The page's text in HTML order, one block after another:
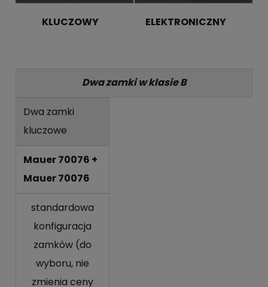
KLUCZOWY ELEKTRONICZNY
Dwa zamki w klasie B
Dwa zamki
kluczowe
Mauer 70076 +
Mauer 70076
standardowa
konfiguracja
zamków (do
wyboru, nie
zmienia ceny